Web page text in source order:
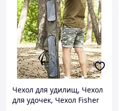
Чехол для удилищ, Чехол
для удочек, Чехол Fisher